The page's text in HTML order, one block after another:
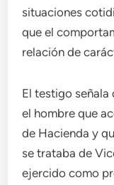
situaciones
que el
relación de
El testigo señala
el hombre que
de Hacienda y
se trataba de
ejercido como